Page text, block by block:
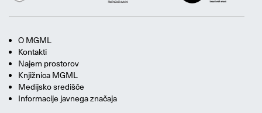
O MGML
Kontakti
Najem prostorov
Knjižnica MGML
Medijsko središče
Informacije javnega značaja